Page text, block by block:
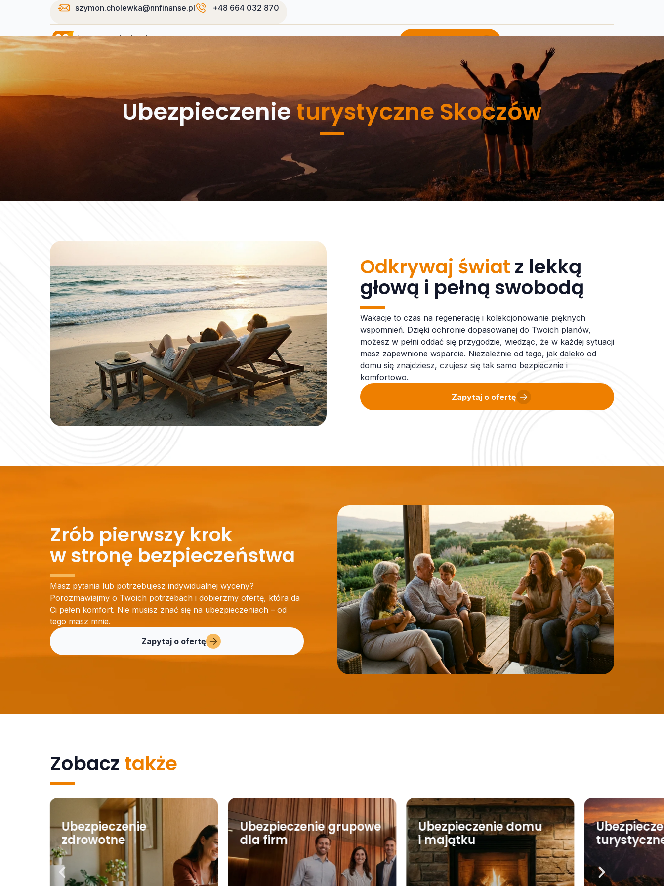
szymon.cholewka@nnfinanse.pl +48 664 032 870
Ubezpieczenieturystyczne Skoczów
Odkrywaj świat z lekką
głową i pełną swobodą
Wakacje to czas na regenerację i kolekcjonowanie pięknych
wspomnień. Dzięki ochronie dopasowanej do Twoich planów,
możesz w pełni oddać się przygodzie, wiedząc, że w każdej sytuacji
masz zapewnione wsparcie. Niezależnie od tego, jak daleko od
domu się znajdziesz, czujesz się tak samo bezpiecznie i
komfortowo.
Zapytaj o ofertę
Zrób pierwszy krok
w stronę bezpieczeństwa
Masz pytania lub potrzebujesz indywidualnej wyceny?
Porozmawiajmy o Twoich potrzebach i dobierzmy ofertę, która da
Ci pełen komfort. Nie musisz znać się na ubezpieczeniach – od
tego masz mnie.
Zapytaj o ofertę
Zobacz także
Ubezpieczenie
zdrowotne
Ubezpieczenie grupowe
dla firm
Ubezpieczenie domu
i majątku